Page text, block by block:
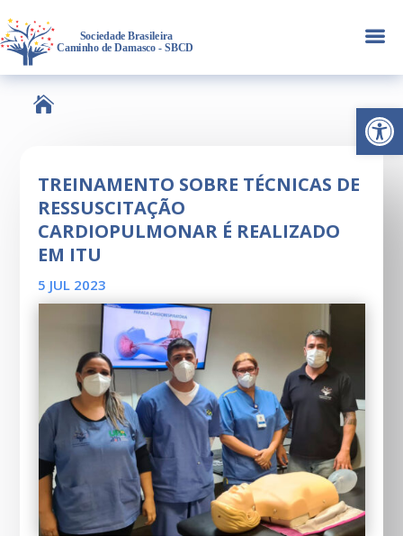
Abrir
a

TREINAMENTO SOBRE TÉCNICAS DE
RESSUSCITAÇÃO
CARDIOPULMONAR É REALIZADO
EM ITU
5 JUL 2023